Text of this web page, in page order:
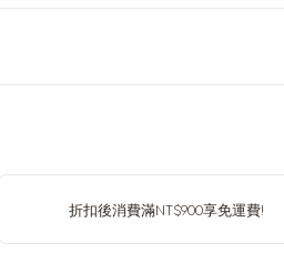
折扣後消費滿NT$900享免運費!